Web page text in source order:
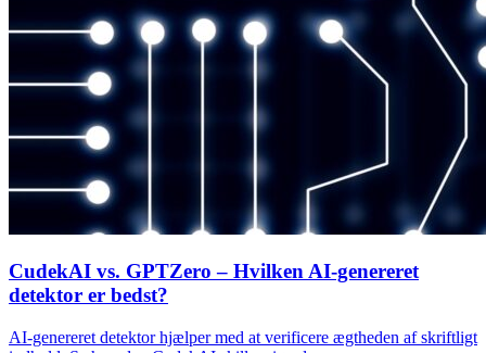
CudekAI vs. GPTZero – Hvilken AI-genereret
detektor er bedst?
AI-genereret detektor hjælper med at verificere ægtheden af skriftligt